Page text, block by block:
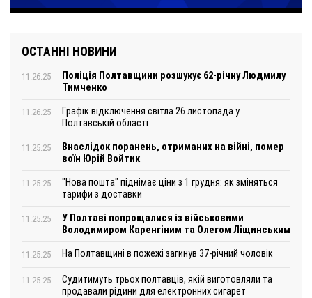
ОСТАННІ НОВИНИ
11.26.25
Поліція Полтавщини розшукує 62-річну Людмилу
Тимченко
11.26.25
Графік відключення світла 26 листопада у
Полтавській області
11.25.25
Внаслідок поранень, отриманих на війні, помер
воїн Юрій Войтик
11.25.25
"Нова пошта" піднімає ціни з 1 грудня: як зміняться
тарифи з доставки
11.25.25
У Полтаві попрощалися із військовими
Володимиром Каренгіним та Олегом Ліщинським
11.25.25 На Полтавщині в пожежі загинув 37-річний чоловік
11.25.25
Судитимуть трьох полтавців, якій виготовляли та
продавали рідини для електронних сигарет